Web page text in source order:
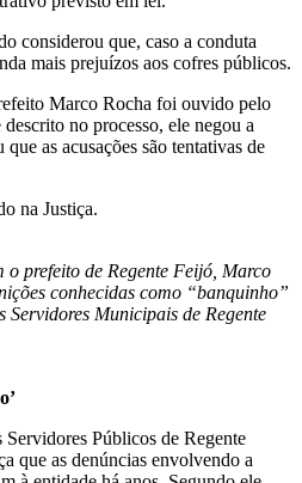
considerou que, caso a conduta
mais prejuízos aos cofres públicos.
Marco Rocha foi ouvido pelo
no processo, ele negou a
as acusações são tentativas de
na Justiça.
o prefeito de Regente Feijó, Marco
conhecidas como “banquinho”
Municipais de Regente
Públicos de Regente
que as denúncias envolvendo a